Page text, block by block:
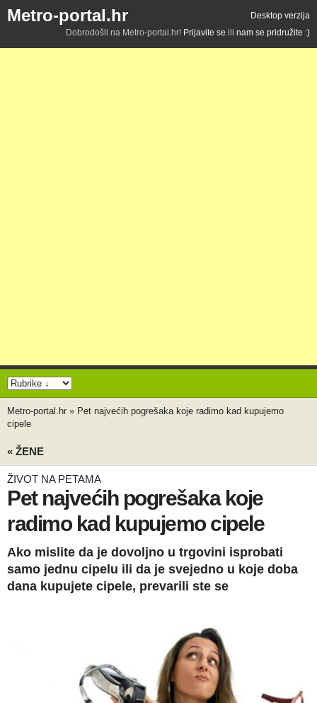
Metro-portal.hr
Desktop verzija
Dobrodošli na Metro-portal.hr! Prijavite se ili nam se pridružite :)
Metro-portal.hr » Pet najvećih pogrešaka koje radimo kad kupujemo
cipele
« ŽENE
ŽIVOT NA PETAMA
Pet najvećih pogrešaka koje
radimo kad kupujemo cipele
Ako mislite da je dovoljno u trgovini isprobati
samo jednu cipelu ili da je svejedno u koje doba
dana kupujete cipele, prevarili ste se